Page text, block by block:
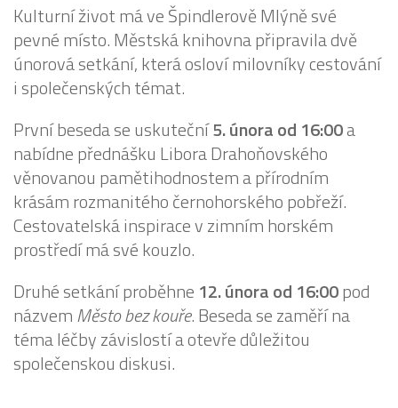
Kulturní život má ve Špindlerově Mlýně své
pevné místo. Městská knihovna připravila dvě
únorová setkání, která osloví milovníky cestování
i společenských témat.
První beseda se uskuteční5. února od 16:00a
nabídne přednášku Libora Drahoňovského
věnovanou pamětihodnostem a přírodním
krásám rozmanitého černohorského pobřeží.
Cestovatelská inspirace v zimním horském
prostředí má své kouzlo.
Druhé setkání proběhne 12. února od 16:00pod
názvemMěsto bez kouře. Beseda se zaměří na
téma léčby závislostí a otevře důležitou
společenskou diskusi.